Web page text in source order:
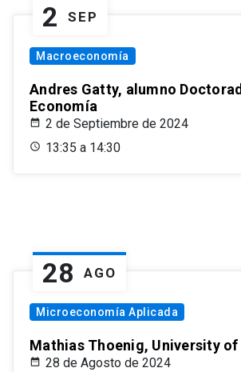
2 SEP
Macroeconomía
Andres Gatty, alumno
Economía
2 de Septiembre de 2024
13:35 a 14:30
28 AGO
Microeconomía Aplicada
Mathias Thoenig, University of
28 de Agosto de 2024